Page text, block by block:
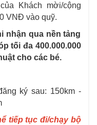
Khách mời/cộng
VNĐ vào quỹ.
nhận qua nền tảng
tối đa 400.000.000
cho các bé.
ký sau: 150km -
tiếp tục đi/chạy bộ